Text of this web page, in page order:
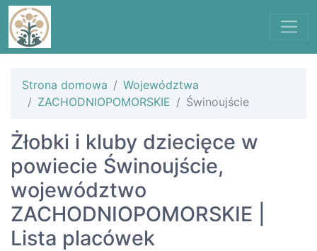
Strona domowa
Województwa
ZACHODNIOPOMORSKIE
Świnoujście
Żłobki i kluby dziecięce w
powiecie Świnoujście,
województwo
ZACHODNIOPOMORSKIE |
Lista placówek